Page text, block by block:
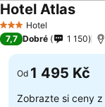
3 Počet hvězdiček
Hotel
Hotel Atlas
7,7 Dobré 1 150
Od 1 495 Kč
Zobrazte si ceny z